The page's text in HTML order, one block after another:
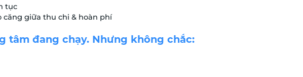
tục
căng giữa thu chi & hoàn phí
tâm đang chạy. Nhưng không chắc: